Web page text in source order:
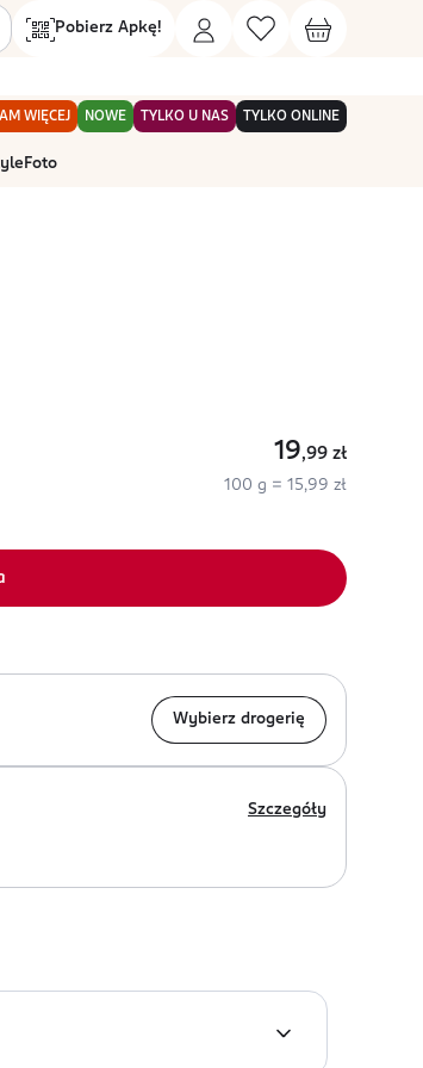
Pobierz Apkę!
WIĘCEJ NOWE TYLKO U NAS TYLKO ONLINE
Foto
19,99 zł
100 g = 15,99 zł
Wybierz drogerię
Szczegóły